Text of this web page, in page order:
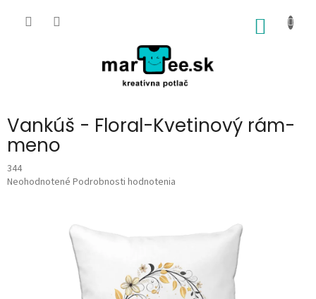
Vankúš - Floral-Kvetinový rám-
meno
344
Priemerné
Neohodnotené Podrobnosti hodnotenia